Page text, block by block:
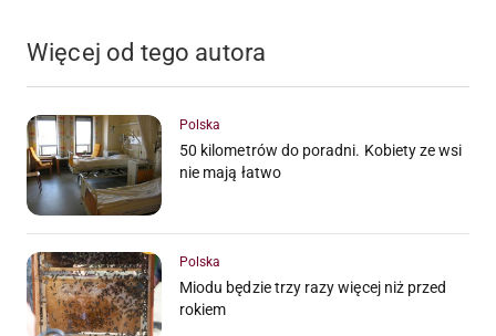
Więcej od tego autora
Polska
50 kilometrów do poradni. Kobiety ze wsi
nie mają łatwo
Polska
Miodu będzie trzy razy więcej niż przed
rokiem